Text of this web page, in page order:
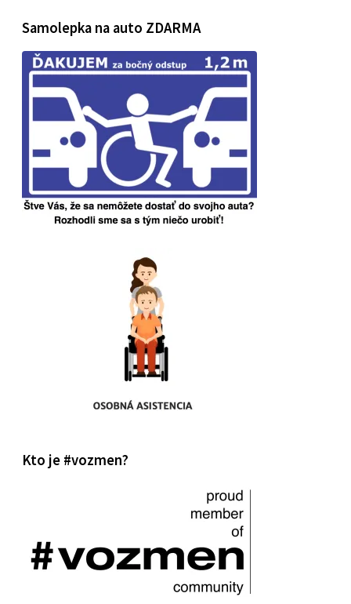
Samolepka na auto ZDARMA
Kto je #vozmen?